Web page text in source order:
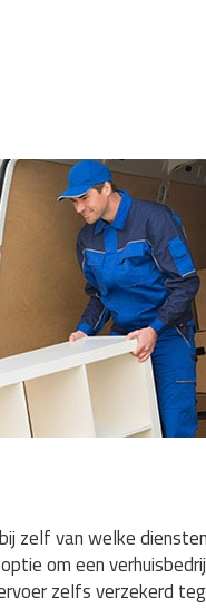
zelf van welke
om een
zelfs verzekerd